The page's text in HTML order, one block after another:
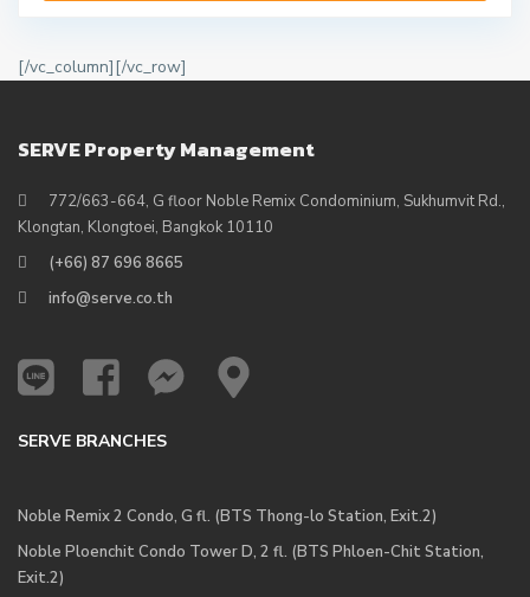
[/vc_column][/vc_row]
SERVE Property Management
772/663-664, G floor Noble Remix Condominium, Sukhumvit Rd.,
Klongtan, Klongtoei, Bangkok 10110
(+66) 87 696 8665
info@serve.co.th
SERVE BRANCHES
Noble Remix 2 Condo, G fl. (BTS Thong-lo Station, Exit.2)
Noble Ploenchit Condo Tower D, 2 fl. (BTS Phloen-Chit Station,
Exit.2)